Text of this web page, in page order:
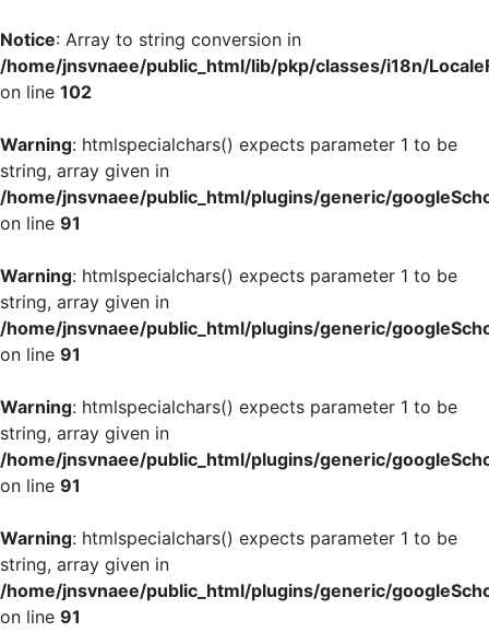
Notice: Array to string conversion in
/home/jnsvnaee/public_html/lib/pkp/classes/i18n/
on line 102
Warning: htmlspecialchars() expects parameter 1 to be
string, array given in
/home/jnsvnaee/public_html/plugins/generic/
on line 91
Warning: htmlspecialchars() expects parameter 1 to be
string, array given in
/home/jnsvnaee/public_html/plugins/generic/
on line 91
Warning: htmlspecialchars() expects parameter 1 to be
string, array given in
/home/jnsvnaee/public_html/plugins/generic/
on line 91
Warning: htmlspecialchars() expects parameter 1 to be
string, array given in
/home/jnsvnaee/public_html/plugins/generic/
on line 91